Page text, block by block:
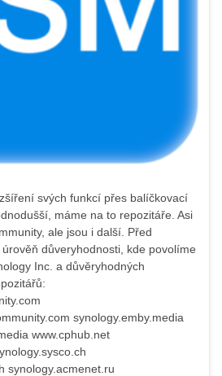
svých funkcí přes balíčkovací
máme na to repozitáře. Asi
ale jsou i další. Před
důveryhodnosti, kde povolíme
Inc. a důvěryhodných
synology.emby.media
www.cphub.net
synology.acmenet.ru